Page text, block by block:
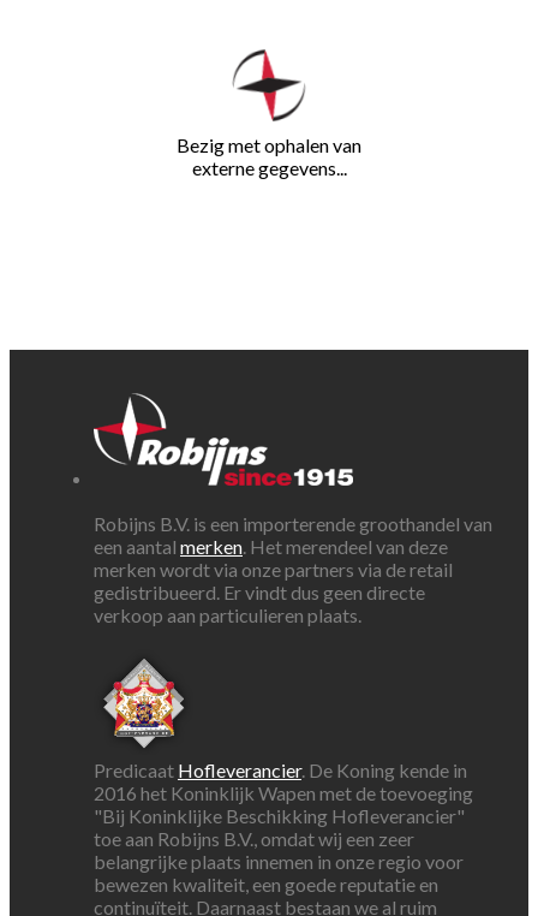
Robijns B.V. is een importerende groothandel van
een aantal merken. Het merendeel van deze
merken wordt via onze partners via de retail
gedistribueerd. Er vindt dus geen directe
verkoop aan particulieren plaats.
Predicaat Hofleverancier. De Koning kende in
2016 het Koninklijk Wapen met de toevoeging
"Bij Koninklijke Beschikking Hofleverancier"
toe aan Robijns B.V., omdat wij een zeer
belangrijke plaats innemen in onze regio voor
bewezen kwaliteit, een goede reputatie en
continuïteit. Daarnaast bestaan we al ruim